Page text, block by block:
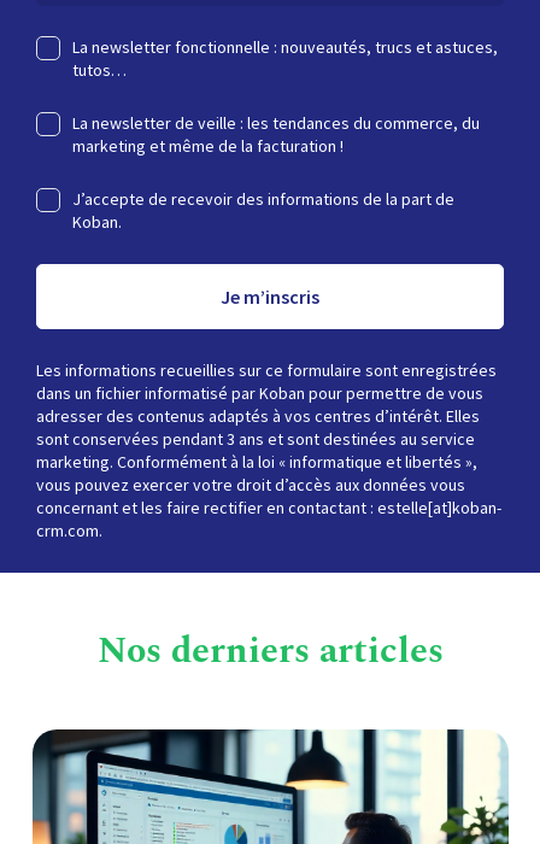
La newsletter fonctionnelle : nouveautés, trucs et astuces,
tutos…
La newsletter de veille : les tendances du commerce, du
marketing et même de la facturation !
J’accepte de recevoir des informations de la part de
Koban.
Je m’inscris
Les informations recueillies sur ce formulaire sont enregistrées
dans un fichier informatisé par Koban pour permettre de vous
adresser des contenus adaptés à vos centres d’intérêt. Elles
sont conservées pendant 3 ans et sont destinées au service
marketing. Conformément à la loi « informatique et libertés »,
vous pouvez exercer votre droit d’accès aux données vous
concernant et les faire rectifier en contactant : estelle[at]koban-
crm.com.
Nos derniers articles